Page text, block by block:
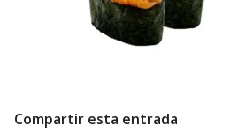
Compartir esta entrada